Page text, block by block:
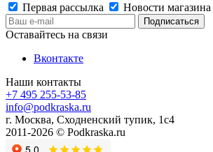
Первая рассылка
Новости магазина
Оставайтесь на связи
Вконтакте
Наши контакты
+7 495 255-53-85
info@podkraska.ru
г. Москва, Сходненский тупик, 1с4
2011-2026 © Podkraska.ru